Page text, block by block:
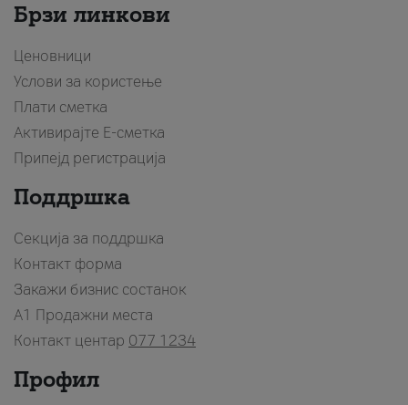
Брзи линкови
Ценовници
Услови за користење
Плати сметка
Активирајте Е-сметка
Припејд регистрација
Поддршка
Секција за поддршка
Контакт форма
Закажи бизнис состанок
A1 Продажни места
Контакт центар 077 1234
Профил